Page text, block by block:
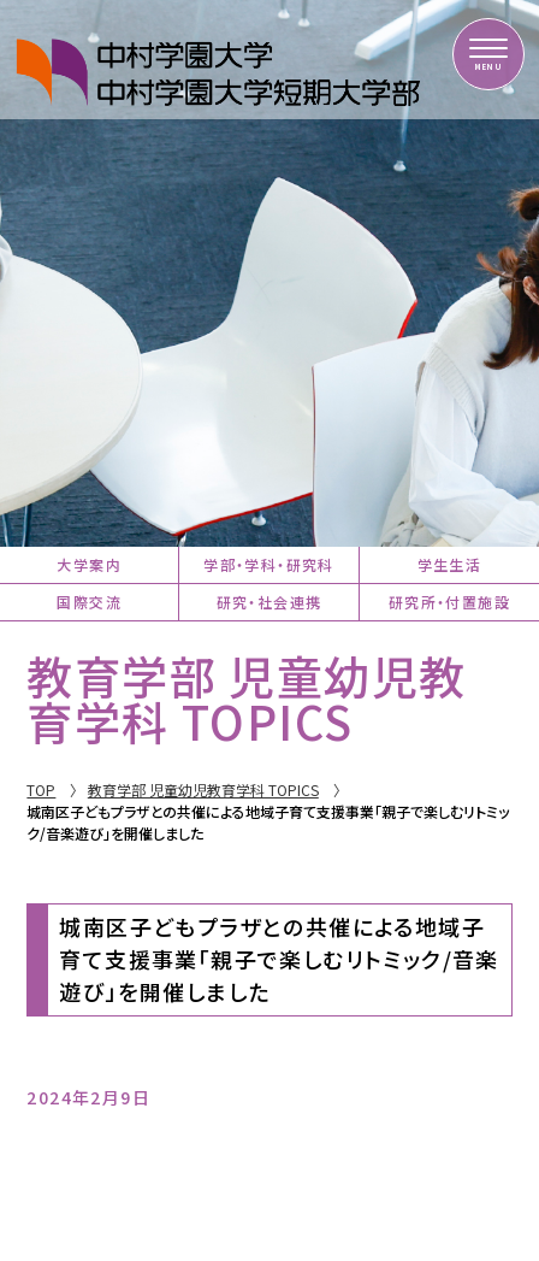
中村学園大学・中村学園大学短期大学部
MENU
大学案内 学部・学科・研究科
学生生活
国際交流
研究・社会連携 研究所・付置施設
教育学部 児童幼児教
育学科 TOPICS
TOP
教育学部 児童幼児教育学科 TOPICS
城南区子どもプラザとの共催による地域子育て支援事業「親子で楽しむリトミッ
ク/音楽遊び」を開催しました
城南区子どもプラザとの共催による地域子
育て支援事業「親子で楽しむリトミック/音楽
遊び」を開催しました
2024年2月9日